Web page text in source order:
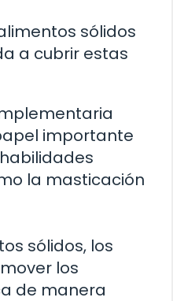
sólidos
a cubrir estas
importante
la masticación
sólidos, los
los
de manera